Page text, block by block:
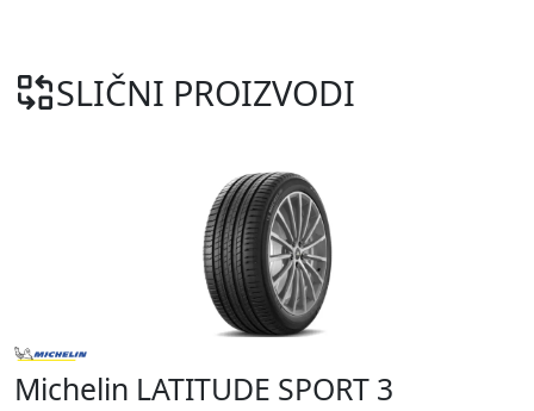
SLIČNI PROIZVODI
Michelin LATITUDE SPORT 3